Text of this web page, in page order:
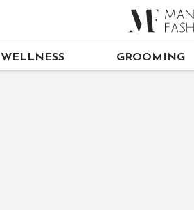
WELLNESS GROOMING